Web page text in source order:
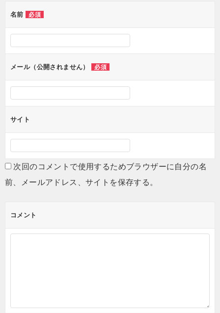
ー
シ
ョ
ン
名前 必須
メール（公開されません） 必須
サイト
次回のコメントで使用するためブラウザーに自分の名
前、メールアドレス、サイトを保存する。
コメント